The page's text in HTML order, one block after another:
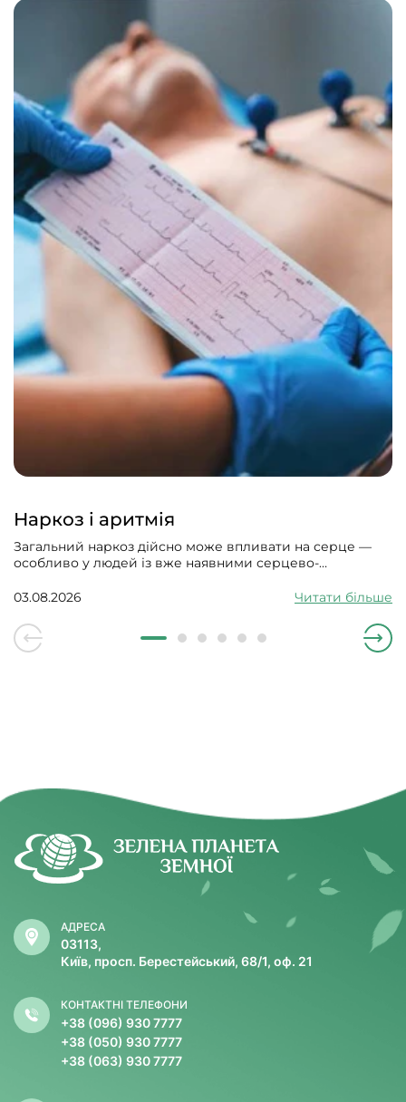
Наркоз і аритмія
Загальний наркоз дійсно може впливати на серце —
особливо у людей із вже наявними серцево-
серцевого ритму, гіпотонію, зменшити силу скорочень
03.08.2026 Читати більше
АДРЕСА
03113,
Київ, просп. Берестейський, 68/1, оф. 21
КОНТАКТНІ ТЕЛЕФОНИ
+38 (096) 930 7777
+38 (050) 930 7777
+38 (063) 930 7777